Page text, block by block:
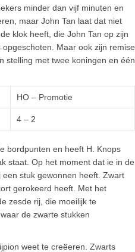
minder dan vijf minuten en
maar John Tan laat dat niet
klok heeft, die John Tan op zijn
Maar ook zijn remise
stelling met twee koningen en één
HO – Promotie
4 – 2
bordpunten en heeft H. Knops
staat. Op het moment dat ie in de
stuk gewonnen heeft. Zwart
gerokeerd heeft. Met het
zesde rij, die moeilijk te
de zwarte stukken
weet te creëeren. Zwarts